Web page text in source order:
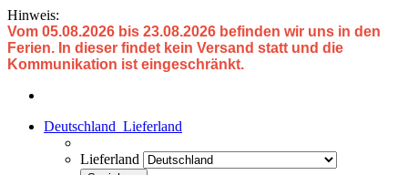
Hinweis:
Vom 05.08.2026 bis 23.08.2026 befinden wir uns in den
Ferien. In dieser findet kein Versand statt und die
Kommunikation ist eingeschränkt.
Deutschland Lieferland
Lieferland